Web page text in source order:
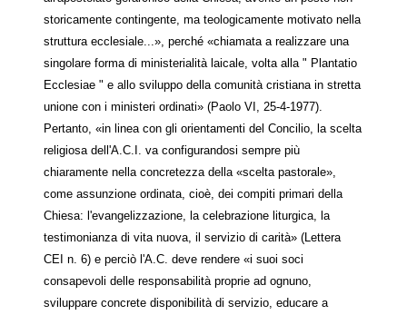
storicamente contingente, ma teologicamente motivato nella
struttura ecclesiale...», perché «chiamata a realizzare una
singolare forma di ministerialità laicale, volta alla " Plantatio
Ecclesiae " e allo sviluppo della comunità cristiana in stretta
unione con i ministeri ordinati» (Paolo VI, 25-4-1977).
Pertanto, «in linea con gli orientamenti del Concilio, la scelta
religiosa dell'A.C.I. va configurandosi sempre più
chiaramente nella concretezza della «scelta pastorale»,
come assunzione ordinata, cioè, dei compiti primari della
Chiesa: l'evangelizzazione, la celebrazione liturgica, la
testimonianza di vita nuova, il servizio di carità» (Lettera
CEI n. 6) e perciò l'A.C. deve rendere «i suoi soci
consapevoli delle responsabilità proprie ad ognuno,
sviluppare concrete disponibilità di servizio, educare a